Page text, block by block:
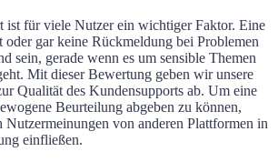
ist für viele Nutzer ein wichtiger Faktor. Eine
oder gar keine Rückmeldung bei Problemen
sein, gerade wenn es um sensible Themen
Mit dieser Bewertung geben wir unsere
Qualität des Kundensupports ab. Um eine
Beurteilung abgeben zu können,
Nutzermeinungen von anderen Plattformen in
einfließen.